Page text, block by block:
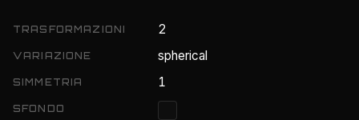
TRASFORMAZIONI 2
VARIAZIONE spherical
SIMMETRIA 1
SFONDO